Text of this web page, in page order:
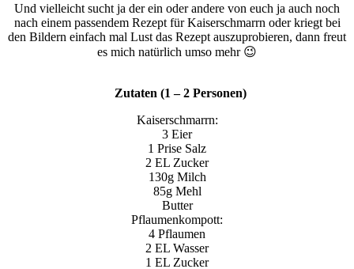
Und vielleicht sucht ja der ein oder andere von euch ja auch noch
nach einem passendem Rezept für Kaiserschmarrn oder kriegt bei
den Bildern einfach mal Lust das Rezept auszuprobieren, dann freut
es mich natürlich umso mehr 😉
Zutaten (1 – 2 Personen)
Kaiserschmarrn:
3 Eier
1 Prise Salz
2 EL Zucker
130g Milch
85g Mehl
Butter
Pflaumenkompott:
4 Pflaumen
2 EL Wasser
1 EL Zucker